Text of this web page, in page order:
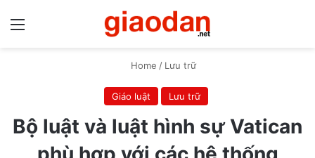
Home / Lưu trữ
Giáo luật Lưu trữ
Bộ luật và luật hình sự Vatican